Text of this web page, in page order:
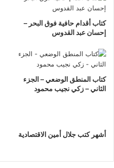
كتاب أقدام حافية فوق البحر –
إحسان عبد القدوس
كتاب المنطق الوضعي – الجزء
الثاني – زكي نجيب محمود
أشهر كتب جلال أمين الاقتصادية